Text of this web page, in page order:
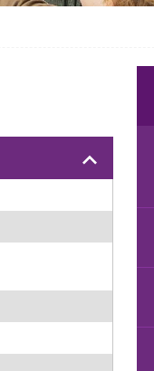
keyboard_arrow_up